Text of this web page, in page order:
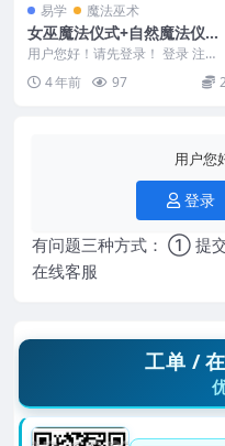
易学 魔法巫术
女巫魔法仪式+自然魔法仪式
+自然类魔法
用户您好！请先登录！ 登录 注册
编号：221695D952.Hedge 女巫
魔...4 年前 97 2
用户您
登录
有问题三种方式： ①
在线客服
工单 /